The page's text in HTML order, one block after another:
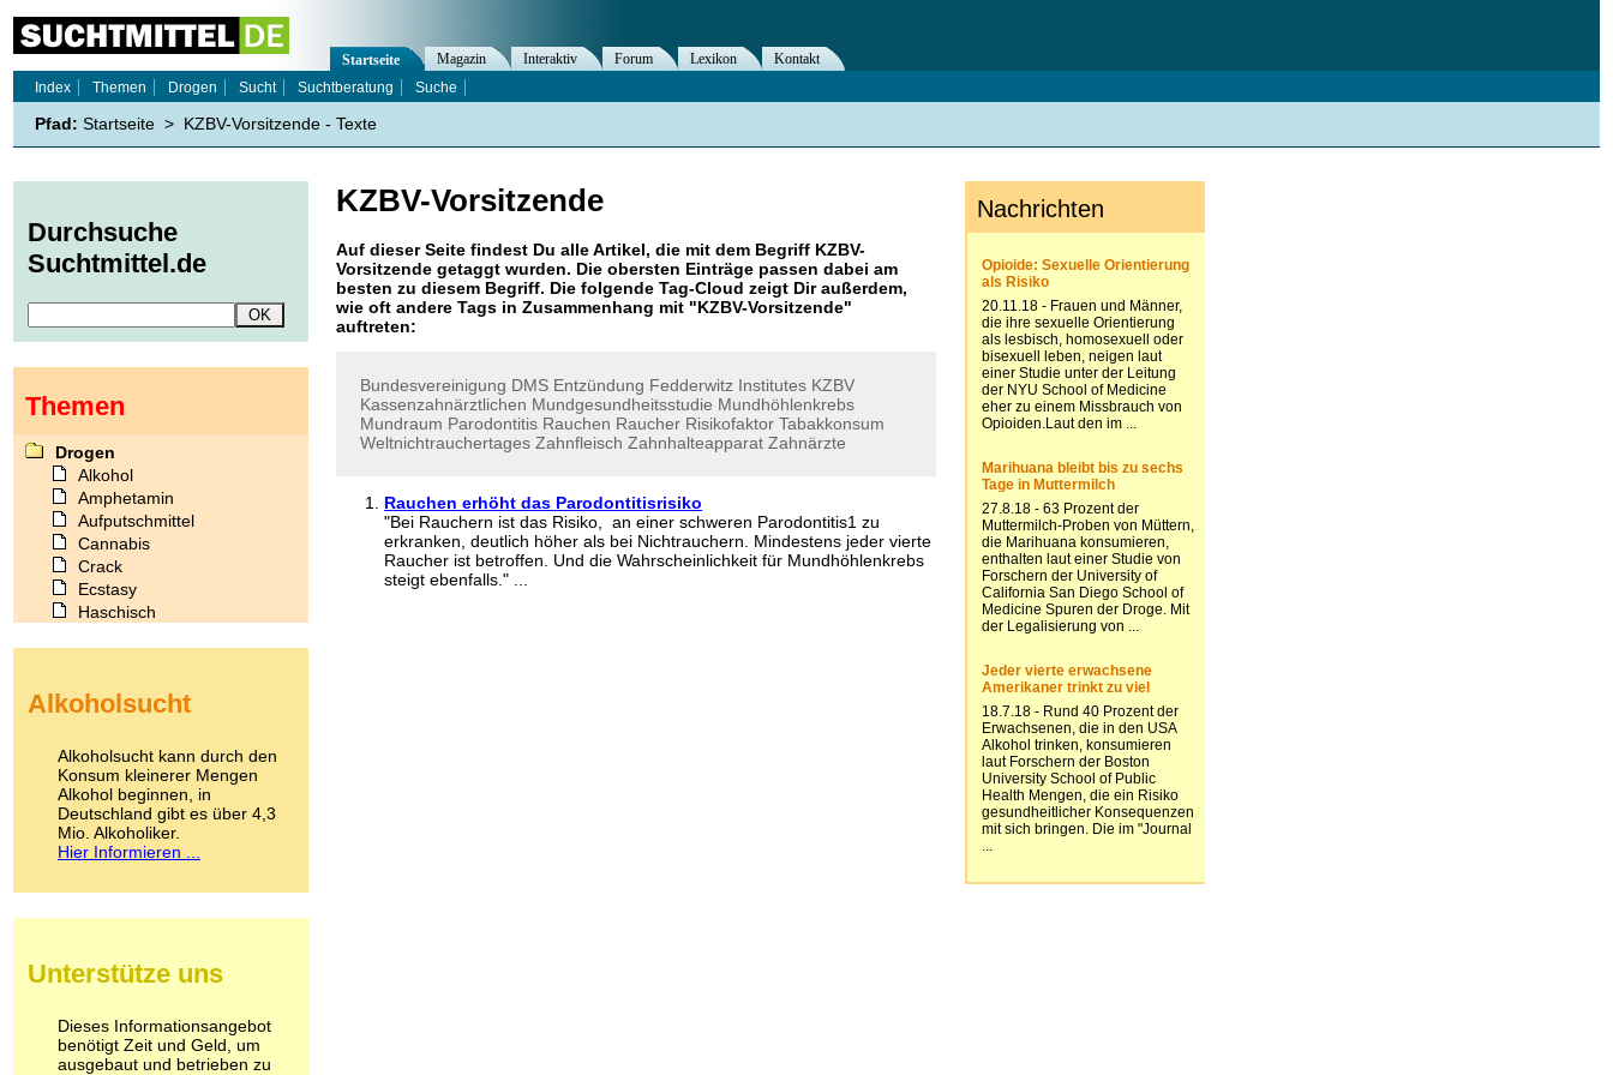
KZBV-Vorsitzende
Auf dieser Seite findest Du alle Artikel, die mit dem Begriff KZBV-
Vorsitzende getaggt wurden. Die obersten Einträge passen dabei am
besten zu diesem Begriff. Die folgende Tag-Cloud zeigt Dir außerdem,
wie oft andere Tags in Zusammenhang mit "KZBV-Vorsitzende"
auftreten:
Bundesvereinigung DMS Entzündung Fedderwitz Institutes KZBV
Kassenzahnärztlichen Mundgesundheitsstudie Mundhöhlenkrebs
Mundraum Parodontitis Rauchen Raucher Risikofaktor Tabakkonsum
Weltnichtrauchertages Zahnfleisch Zahnhalteapparat Zahnärzte
Rauchen erhöht das Parodontitisrisiko
"Bei Rauchern ist das Risiko, an einer schweren Parodontitis1 zu
erkranken, deutlich höher als bei Nichtrauchern. Mindestens jeder vierte
Raucher ist betroffen. Und die Wahrscheinlichkeit für Mundhöhlenkrebs
steigt ebenfalls." ...
Startseite Magazin Interaktiv Forum Lexikon
Kontakt
Index
Themen Drogen Sucht Suchtberatung Suche
Pfad: Startseite > KZBV-Vorsitzende - Texte
Durchsuche
Suchtmittel.de
Themen
Drogen
Alkohol
Amphetamin
Aufputschmittel
Cannabis
Crack
Ecstasy
Haschisch
Kokain
LSD
Marihuana
Medikamente
Meskalin
Metamphetamin
Methadon
Pilze
Psychopharmaka
Schlafmittel
Schmerzmittel
Alkoholsucht
Alkoholsucht kann durch den
Konsum kleinerer Mengen
Alkohol beginnen, in
Deutschland gibt es über 4,3
Mio. Alkoholiker.
Hier Informieren ...
Unterstütze uns
Dieses Informationsangebot
benötigt Zeit und Geld, um
ausgebaut und betrieben zu